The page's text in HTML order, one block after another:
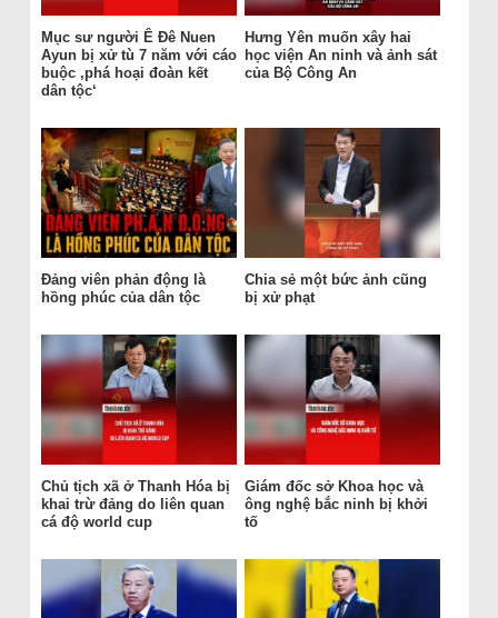
Mục sư người Ê Đê Nuen
Ayun bị xử tù 7 năm với cáo
buộc ‚phá hoại đoàn kết
dân tộc‘
Hưng Yên muốn xây hai
học viện An ninh và ảnh sát
của Bộ Công An
Đảng viên phản động là
hồng phúc của dân tộc
Chia sẻ một bức ảnh cũng
bị xử phạt
Chủ tịch xã ở Thanh Hóa bị
khai trừ đảng do liên quan
cá độ world cup
Giám đốc sở Khoa học và
ông nghệ bắc ninh bị khởi
tố